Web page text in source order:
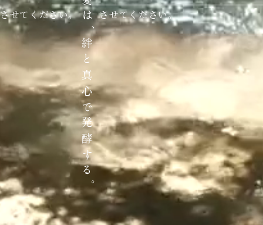
させてください。
させてください。